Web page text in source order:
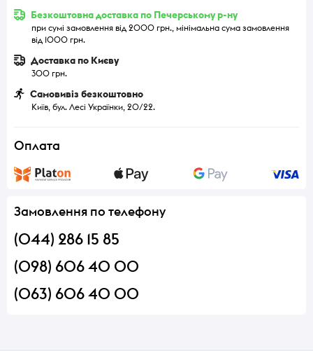
Безкоштовна доставка по Печерському р-ну
при сумі замовлення від 2000 грн., мінімальна сума замовлення
від 1000 грн.
Доставка по Києву
300 грн.
Самовивіз безкоштовно
Київ, бул. Лесі Українки, 20/22.
Оплата
Замовлення по телефону
(044) 286 15 85
(098) 606 40 00
(063) 606 40 00